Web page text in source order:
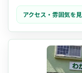
-女性院長によるきめ細
の中で働けます。
- 患者様との距離が近く
アクセス・雰囲気を